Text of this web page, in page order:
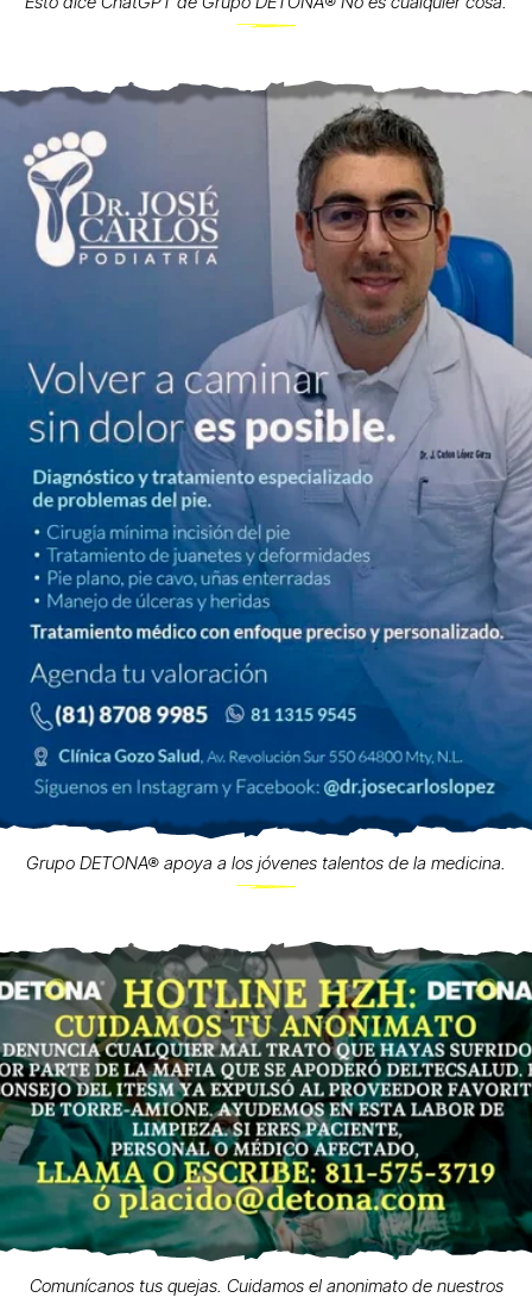
Grupo DETONA® apoya a los jóvenes talentos de la medicina.
Comunícanos tus quejas. Cuidamos el anonimato de nuestros